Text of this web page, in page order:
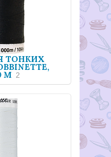
ТОНКИХ
М 2